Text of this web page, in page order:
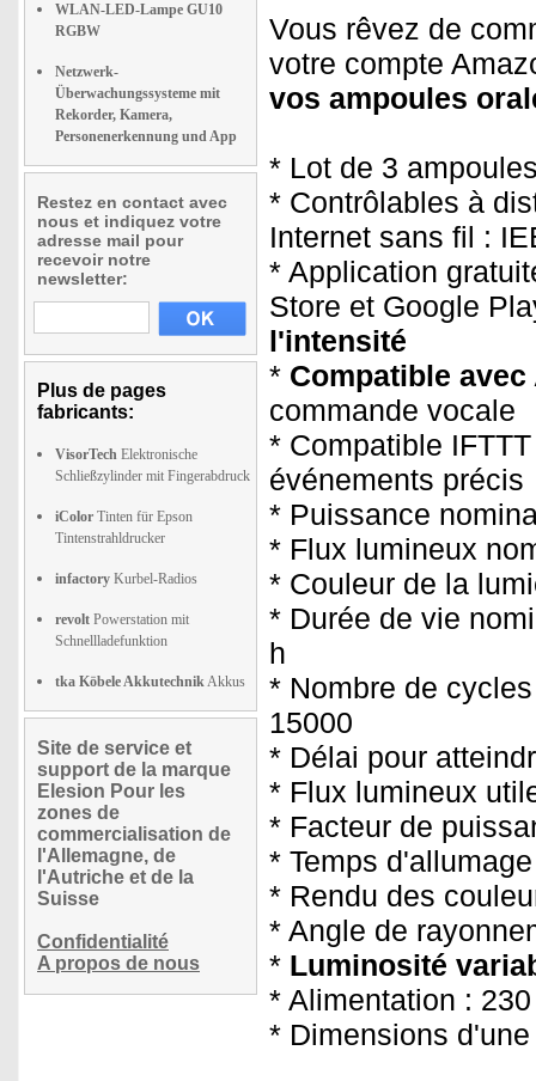
WLAN-LED-Lampe GU10
RGBW
Netzwerk-
Überwachungssysteme mit
Rekorder, Kamera,
Personenerkennung und App
Restez en contact avec
nous et indiquez votre
adresse mail pour
recevoir notre
newsletter:
Plus de pages
fabricants:
VisorTech Elektronische
Schließzylinder mit Fingerabdruck
iColor Tinten für Epson
Tintenstrahldrucker
infactory Kurbel-Radios
revolt Powerstation mit
Schnellladefunktion
tka Köbele AkkutechnikAkkus
Site de service et
support de la marque
Elesion Pour les
zones de
commercialisation de
l'Allemagne, de
l'Autriche et de la
Suisse
Confidentialité
A propos de nous
Vous rêvez de
votre compte
vos ampoules
* Lot de 3
* Contrôlables à
Internet sans fil :
* Application
Store et Google
l'intensité
* Compatible
commande vocale
* Compatible
événements précis
* Puissance
* Flux lumineux
* Couleur de la
* Durée de vie
h
* Nombre de
15000
* Délai pour
* Flux lumineux
* Facteur de
* Temps
* Rendu des
* Angle de
* Luminosité
* Alimentation :
* Dimensions